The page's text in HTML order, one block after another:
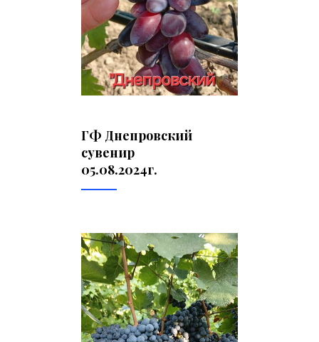
ГФ Днепровский
сувенир
05.08.2024г.